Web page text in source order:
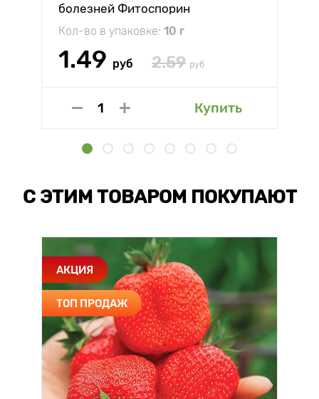
болезней Фитоспорин
Кол-во в упаковке: 10 г
1.49 руб 2.59 руб
Купить
С ЭТИМ ТОВАРОМ ПОКУПАЮТ
АКЦИЯ
ТОП ПРОДАЖ